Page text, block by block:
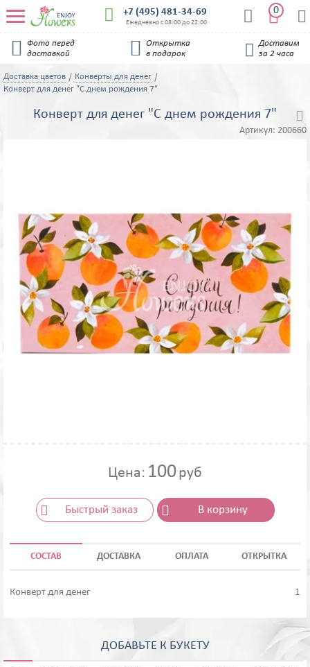
 +7 (495) 481-34-69
Ежедневно с 08:00 до 22:00  
0 

Фото перед
доставкой

Открытка
в подарок

Доставим
за 2 часа
Доставка цветов
Конверты для денег
Конверт для денег "С днем рождения 7"
Конверт для денег "С днем рождения 7"
Артикул: 200660
Цена: 100руб
Быстрый заказ В корзину
СОСТАВ ДОСТАВКА ОПЛАТА ОТКРЫТКА
Конверт для денег 1

ДОБАВЬТЕ К БУКЕТУ